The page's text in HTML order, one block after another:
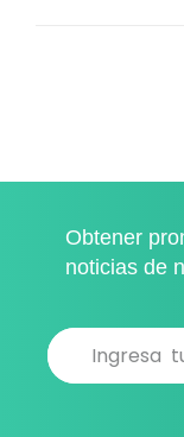
Obtener
noticias de